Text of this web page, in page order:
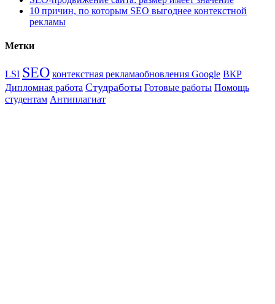
10 причин, по которым SEO выгоднее контекстной
рекламы
Метки
LSI SEO контекстная рекламаобновления Google ВКР
Дипломная работа Студработы Готовые работы Помощь
студентам Антиплагиат